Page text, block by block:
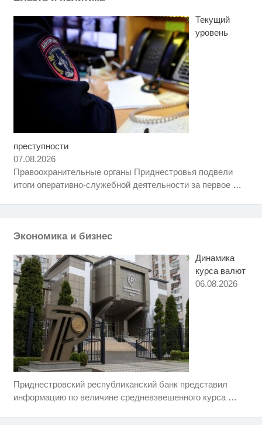
Текущий
уровень
преступности
07.08.2026
Правоохранительные органы Приднестровья подвели
итоги оперативно-служебной деятельности за первое …
Экономика и бизнес
Динамика
курса валют
06.08.2026
Приднестровский республиканский банк представил
информацию по величине средневзвешенного курса …
Скрытая камера на пляже
Какие товары пропадут из
магазинов с 1 августа 2026 года
семейке Плющенко
i
Ролик длится несколько секунд,
Этот танец невесты оставит вас